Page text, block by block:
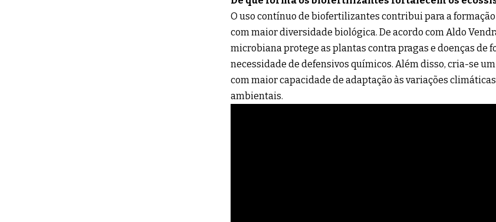
O uso contínuo de biofertilizantes contribui para a
com maior diversidade biológica. De acordo com Aldo
microbiana protege as plantas contra pragas e doenças de
necessidade de defensivos químicos. Além disso, cria-se
com maior capacidade de adaptação às variações
ambientais.